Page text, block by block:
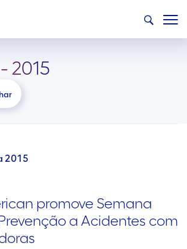
2015
2015
promove Semana
a Acidentes com